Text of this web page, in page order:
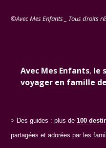
©Avec Mes Enfants _ Tous droits
Avec Mes Enfants, le
voyager en famille
> Des guides : plus de100
partagées et adorées par les